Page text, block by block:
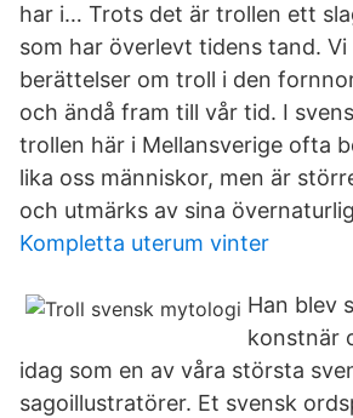
har i… Trots det är trollen ett
som har överlevt tidens tand.
berättelser om troll i den
och ändå fram till vår tid. I
trollen här i Mellansverige ofta
lika oss människor, men är
och utmärks av sina
Kompletta uterum vinter
Han blev
konstnär
idag som en av våra största
sagoillustratörer. Et svensk